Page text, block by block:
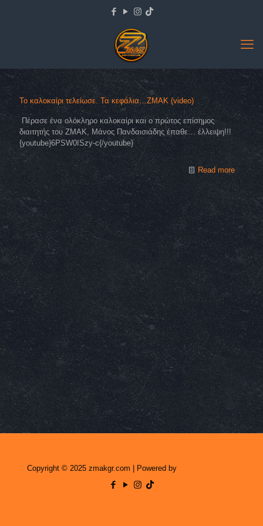
Το καλοκαίρι τελείωσε. Τα κεφάλια…ΖΜΑΚ (video)
Πέρασε ένα ολόκληρο καλοκαίρι και ο πρώτος επίσημος
διαιτητής του ZMAK, Μάνος Πανδαισιάδης έπαθε… έλλειψη!!!
{youtube}6PSW0ISzy-c{/youtube}
Read more
Copyright © 2025 zmakgr.com | Powered by